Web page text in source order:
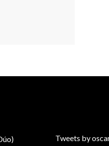
Tweets by